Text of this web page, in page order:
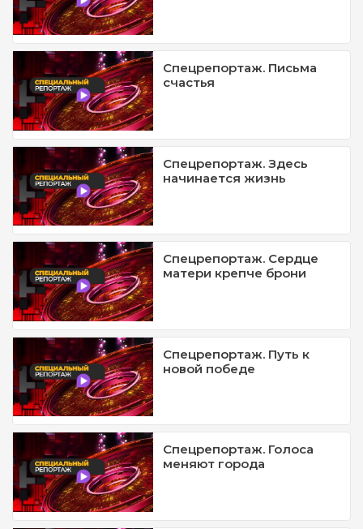
Спецрепортаж. Письма
счастья
Спецрепортаж. Здесь
начинается жизнь
Спецрепортаж. Сердце
матери крепче брони
Спецрепортаж. Путь к
новой победе
Спецрепортаж. Голоса
меняют города